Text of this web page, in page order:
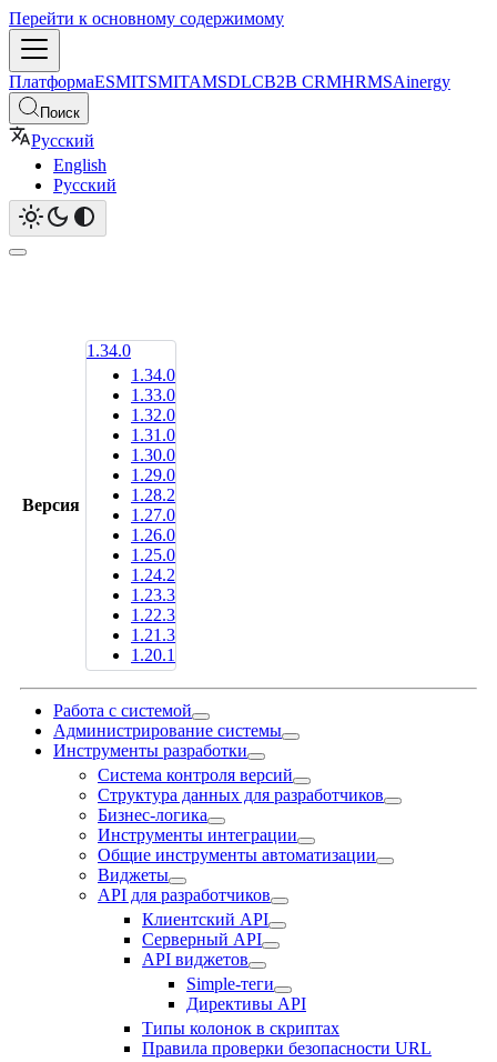
Перейти к основному содержимому
ПлатформаESMITSMITAMSDLCB2B CRMHRMSAinergy
Поиск
Русский
English
Русский
Версия
1.34.0
1.34.0
1.33.0
1.32.0
1.31.0
1.30.0
1.29.0
1.28.2
1.27.0
1.26.0
1.25.0
1.24.2
1.23.3
1.22.3
1.21.3
1.20.1
Работа с системой
Администрирование системы
Инструменты разработки
Система контроля версий
Структура данных для разработчиков
Бизнес-логика
Инструменты интеграции
Общие инструменты автоматизации
Виджеты
API для разработчиков
Клиентский API
Серверный API
API виджетов
Simple-теги
Директивы API
Типы колонок в скриптах
Правила проверки безопасности URL